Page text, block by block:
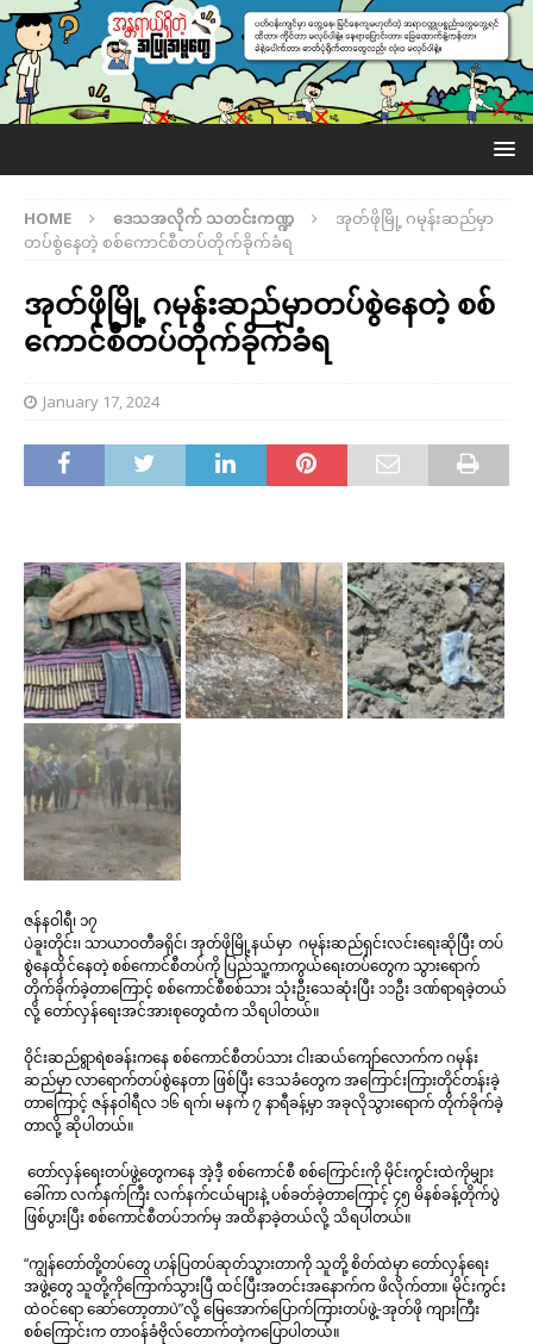
HOME ဒေသအလိုက် သတင်းကဏ္ဍ
အုတ်ဖိုမြို့ ဂမုန်းဆည်မှာ
တပ်စွဲနေတဲ့ စစ်ကောင်စီတပ်တိုက်ခိုက်ခံရ
အုတ်ဖိုမြို့ ဂမုန်းဆည်မှာတပ်စွဲနေတဲ့ စစ်
ကောင်စီတပ်တိုက်ခိုက်ခံရ
January 17, 2024
ဇန်နဝါရီ၊ ၁၇
ပဲခူးတိုင်း၊ သာယာဝတီခရိုင်၊ အုတ်ဖိုမြို့နယ်မှာ ဂမုန်းဆည်ရှင်းလင်းရေးဆိုပြီး တပ်
စွဲနေထိုင်နေတဲ့ စစ်ကောင်စီတပ်ကို ပြည်သူ့ကာကွယ်ရေးတပ်တွေက သွားရောက်
တိုက်ခိုက်ခဲ့တာကြောင့် စစ်ကောင်စီစစ်သား သုံးဦးသေဆုံးပြီး ၁၁ဦး ဒဏ်ရာရခဲ့တယ်
လို့ တော်လှန်ရေးအင်အားစုတွေထံက သိရပါတယ်။
ဝိုင်းဆည်ရွာရဲစခန်းကနေ စစ်ကောင်စီတပ်သား ငါးဆယ်ကျော်လောက်က ဂမုန်း
ဆည်မှာ လာရောက်တပ်စွဲနေတာ ဖြစ်ပြီး ဒေသခံတွေက အကြောင်းကြားတိုင်တန်းခဲ့
တာကြောင့် ဇန်နဝါရီလ ၁၆ ရက်၊ မနက် ၇ နာရီခန့်မှာ အခုလိုသွားရောက် တိုက်ခိုက်ခဲ့
တာလို့ ဆိုပါတယ်။
တော်လှန်ရေးတပ်ဖွဲ့တွေကနေ အဲ့ဒီ့ စစ်ကောင်စီ စစ်ကြောင်းကို မိုင်းကွင်းထဲကိုမျှား
ခေါ်ကာ လက်နက်ကြီး လက်နက်ငယ်များနဲ့ ပစ်ခတ်ခဲ့တာကြောင့် ၄၅ မိနစ်ခန့်တိုက်ပွဲ
ဖြစ်ပွားပြီး စစ်ကောင်စီတပ်ဘက်မှ အထိနာခဲ့တယ်လို့ သိရပါတယ်။
“ကျွန်တော်တို့တပ်တွေ ဟန်ပြတပ်ဆုတ်သွားတာကို သူတို့ စိတ်ထဲမှာ တော်လှန်ရေး
အဖွဲ့တွေ သူတို့ကိုကြောက်သွားပြီ ထင်ပြီးအတင်းအနောက်က ဖိလိုက်တာ။ မိုင်းကွင်း
ထဲဝင်ရော ဆော်တော့တာပဲ”လို့ မြေအောက်ပြောက်ကြားတပ်ဖွဲ့-အုတ်ဖို ကျားကြီး
စစ်ကြောင်းက တာဝန်ခံဗိုလ်တောက်တဲ့ကပြောပါတယ်။